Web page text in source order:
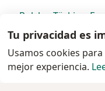
Polska se abre en
Türkiye se
Portugal
se abre
México
Tu privacidad es
Usamos cookies
mejor experiencia.